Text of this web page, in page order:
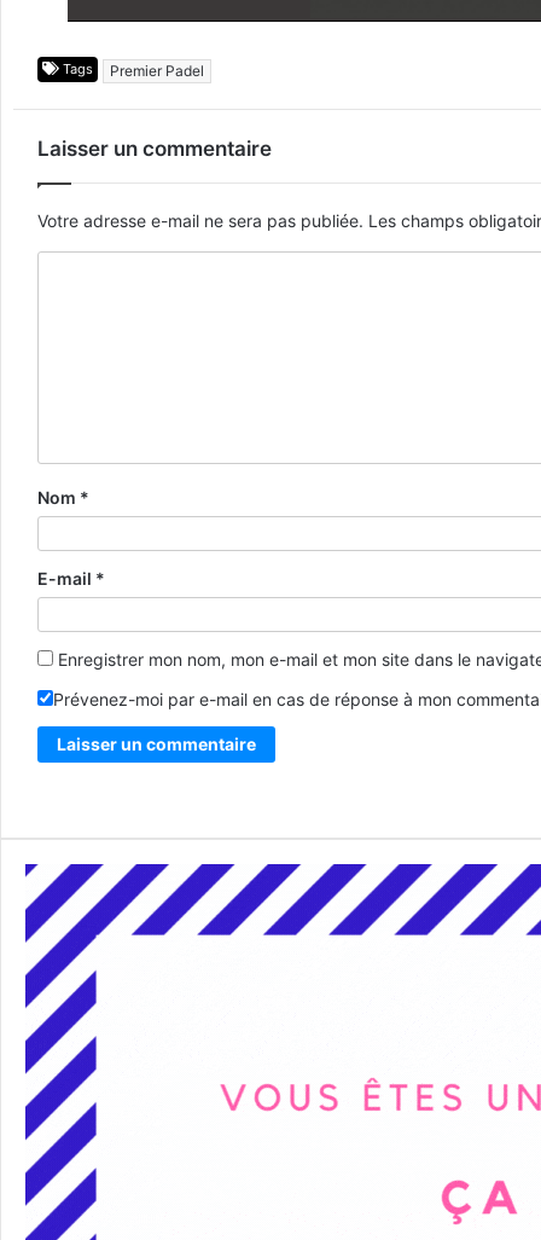
Tags Premier Padel
Laisser un commentaire
Votre adresse e-mail ne sera pas publiée. Les champs
Nom *
E-mail *
Enregistrer mon nom, mon e-mail et mon site dans le
Prévenez-moi par e-mail en cas de réponse à mon